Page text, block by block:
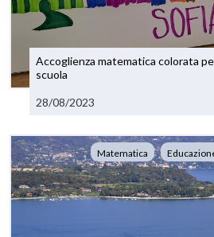
Accoglienza matematica colorata
scuola
28/08/2023
Matematica